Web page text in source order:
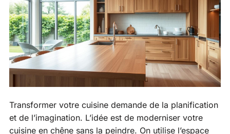
Transformer votre cuisine demande de la planification
et de l’imagination. L’idée est de moderniser votre
cuisine en chêne sans la peindre. On utilise l’espace